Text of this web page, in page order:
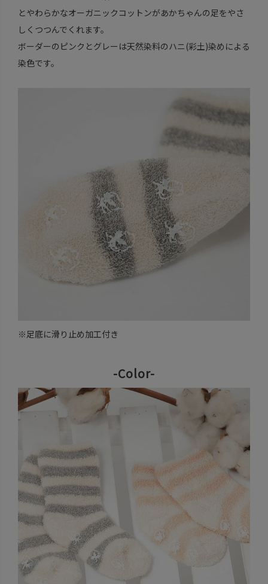
とやわらかなオーガニックコットンがあかちゃんの足をやさ
しくつつんでくれます。
ボーダーのピンクとグレーは天然染料のハニ(彩土)染めによる
染色です。
※足底に滑り止め加工付き
-Color-